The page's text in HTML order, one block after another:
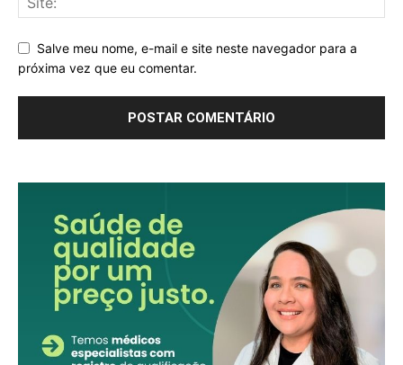
Salve meu nome, e-mail e site neste navegador para a
próxima vez que eu comentar.